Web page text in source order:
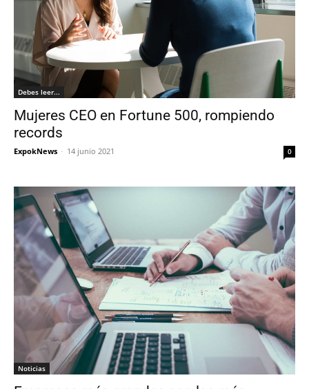
Debes leer...
Mujeres CEO en Fortune 500, rompiendo
records
ExpokNews - 14 junio 2021 0
Noticias